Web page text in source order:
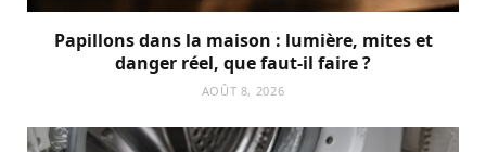
Papillons dans la maison : lumière, mites et
danger réel, que faut-il faire ?
AOÛT 8, 2026